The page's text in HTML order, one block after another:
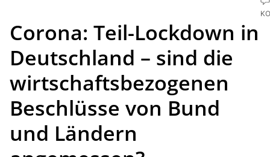
Corona: Teil-Lockdown in
Deutschland – sind die
wirtschaftsbezogenen
Beschlüsse von Bund
und Ländern